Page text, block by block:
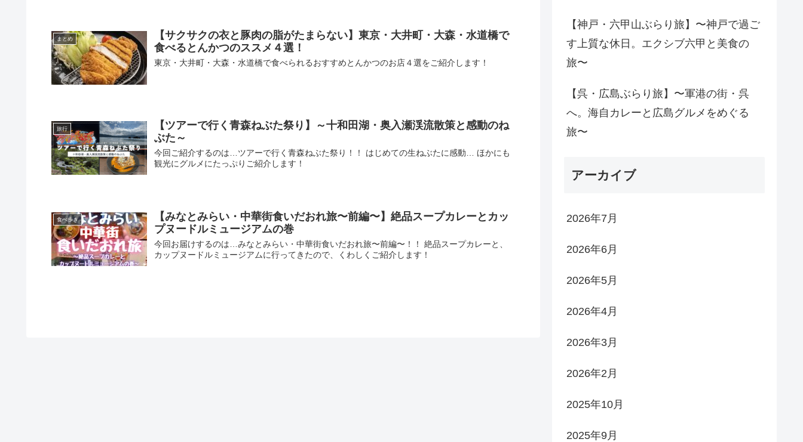
まとめ
【サクサクの衣と豚肉の脂がたまらない】東京・大井町・大森・水道橋で
食べるとんかつのススメ４選！
東京・大井町・大森・水道橋で食べられるおすすめとんかつのお店４選をご紹介します！
旅行
【ツアーで行く青森ねぶた祭り】～十和田湖・奥入瀬渓流散策と感動のね
ぶた～
今回ご紹介するのは…ツアーで行く青森ねぶた祭り！！ はじめての生ねぶたに感動… ほかにも
観光にグルメにたっぷりご紹介します！
食べ歩き
【みなとみらい・中華街食いだおれ旅〜前編〜】絶品スープカレーとカッ
プヌードルミュージアムの巻
今回お届けするのは…みなとみらい・中華街食いだおれ旅〜前編〜！！ 絶品スープカレーと、
カップヌードルミュージアムに行ってきたので、くわしくご紹介します！
【神戸・六甲山ぶらり旅】〜神戸で過ご
す上質な休日。エクシブ六甲と美食の
旅〜
【呉・広島ぶらり旅】〜軍港の街・呉
へ。海自カレーと広島グルメをめぐる
旅〜
アーカイブ
2026年7月
2026年6月
2026年5月
2026年4月
2026年3月
2026年2月
2025年10月
2025年9月